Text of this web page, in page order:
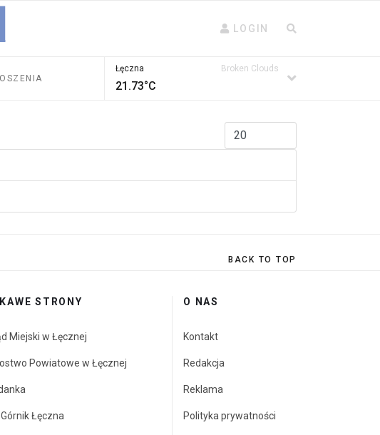
LOGIN
Łęczna
21.73°C
Broken Clouds
BACK TO TOP
STRONY
Miejski w Łęcznej
Powiatowe w Łęcznej
Górnik Łęczna
O NAS
Kontakt
Redakcja
Reklama
Polityka prywatności